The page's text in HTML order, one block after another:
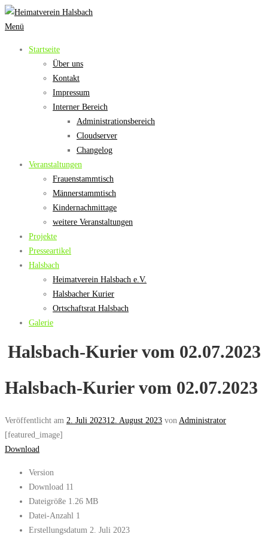
Zum
Inhalt
Menü
Startseite
Über uns
Kontakt
Impressum
Interner Bereich
Administrationsbereich
Cloudserver
Changelog
Veranstaltungen
Frauenstammtisch
Männerstammtisch
Kindernachmittage
weitere Veranstaltungen
Projekte
Presseartikel
Halsbach
Heimatverein Halsbach e.V.
Halsbacher Kurier
Ortschaftsrat Halsbach
Galerie
Halsbach-Kurier vom 02.07.2023
Halsbach-Kurier vom 02.07.2023
Veröffentlicht am 2. Juli 202312. August 2023 vonAdministrator
[featured_image]
Download
Version
Download 11
Dateigröße 1.26 MB
Datei-Anzahl 1
Erstellungsdatum 2. Juli 2023